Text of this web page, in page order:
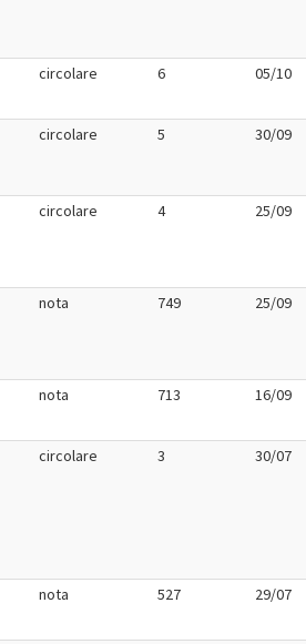
circolare 6 05/10
circolare 5 30/09
circolare 4 25/09
nota 749 25/09
nota 713 16/09
circolare 3 30/07
nota 527 29/07